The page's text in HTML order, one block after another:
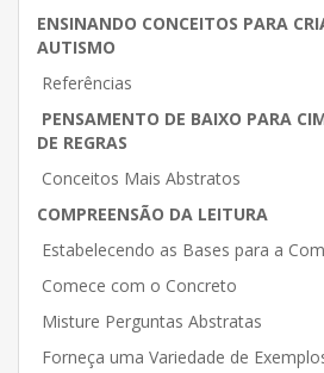
ENSINANDO CONCEITOS PARA
AUTISMO
Referências
PENSAMENTO DE BAIXO PARA
DE REGRAS
Conceitos Mais Abstratos
COMPREENSÃO DA LEITURA
Estabelecendo as Bases para a
Comece com o Concreto
Misture Perguntas Abstratas
Forneça uma Variedade de